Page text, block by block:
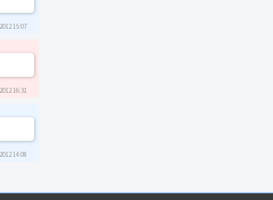
15:07
16:31
14:08